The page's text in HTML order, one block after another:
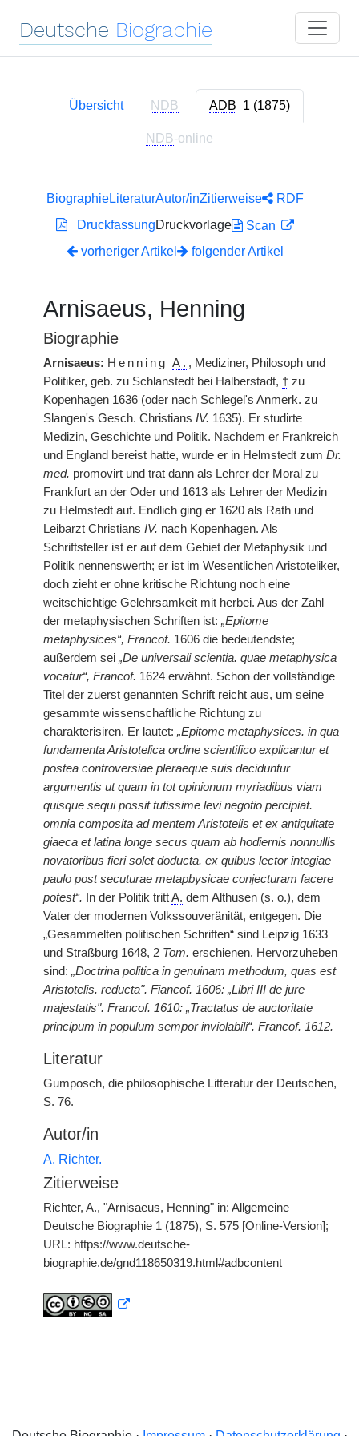
Deutsche Biographie
Übersicht NDB ADB 1 (1875)
NDB-online
BiographieLiteraturAutor/inZitierweise
RDF
DruckfassungDruckvorlage
Scan
vorheriger Artikel
folgender Artikel
Arnisaeus, Henning
Biographie
Arnisaeus: Henning A. , Mediziner, Philosoph und
Politiker, geb. zu Schlanstedt bei Halberstadt, † zu
Kopenhagen 1636 (oder nach Schlegel's Anmerk. zu
Slangen's Gesch. Christians IV. 1635). Er studirte
Medizin, Geschichte und Politik. Nachdem er Frankreich
und England bereist hatte, wurde er in Helmstedt zum Dr.
med. promovirt und trat dann als Lehrer der Moral zu
Frankfurt an der Oder und 1613 als Lehrer der Medizin
zu Helmstedt auf. Endlich ging er 1620 als Rath und
Leibarzt Christians IV. nach Kopenhagen. Als
Schriftsteller ist er auf dem Gebiet der Metaphysik und
Politik nennenswerth; er ist im Wesentlichen Aristoteliker,
doch zieht er ohne kritische Richtung noch eine
weitschichtige Gelehrsamkeit mit herbei. Aus der Zahl
der metaphysischen Schriften ist: „Epitome
metaphysices“, Francof. 1606 die bedeutendste;
außerdem sei „De universali scientia. quae metaphysica
vocatur“, Francof. 1624 erwähnt. Schon der vollständige
Titel der zuerst genannten Schrift reicht aus, um seine
gesammte wissenschaftliche Richtung zu
charakterisiren. Er lautet: „Epitome metaphysices. in qua
fundamenta Aristotelica ordine scientifico explicantur et
postea controversiae pleraeque suis deciduntur
argumentis ut quam in tot opinionum myriadibus viam
quisque sequi possit tutissime levi negotio percipiat.
omnia composita ad mentem Aristotelis et ex antiquitate
giaeca et latina longe secus quam ab hodiernis nonnullis
novatoribus fieri solet doducta. ex quibus lector integiae
paulo post secuturae metapbysicae conjecturam facere
potest“. In der Politik trittA. dem Althusen (s. o.), dem
Vater der modernen Volkssouveränität, entgegen. Die
„Gesammelten politischen Schriften“ sind Leipzig 1633
und Straßburg 1648, 2 Tom. erschienen. Hervorzuheben
sind: „Doctrina politica in genuinam methodum, quas est
Aristotelis. reducta". Fiancof. 1606: „Libri III de jure
majestatis". Francof. 1610: „Tractatus de auctoritate
principum in populum sempor inviolabili“. Francof. 1612.
Literatur
Gumposch, die philosophische Litteratur der Deutschen,
S. 76.
Autor/in
A. Richter.
Zitierweise
Richter, A., "Arnisaeus, Henning" in: Allgemeine
Deutsche Biographie 1 (1875), S. 575 [Online-Version];
URL: https://www.deutsche-
biographie.de/gnd118650319.html#adbcontent